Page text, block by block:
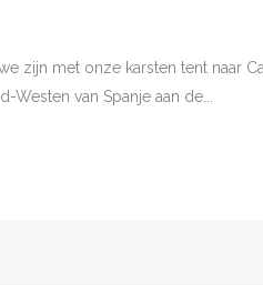
zijn met onze karsten tent naar
van Spanje aan de...